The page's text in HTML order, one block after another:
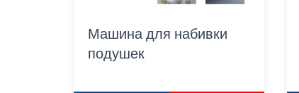
Машина для набивки
подушек